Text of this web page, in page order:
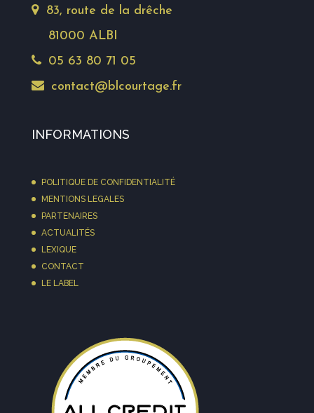
83, route de la drêche
81000 ALBI
05 63 80 71 05
contact@blcourtage.fr
INFORMATIONS
POLITIQUE DE CONFIDENTIALITÉ
MENTIONS LEGALES
PARTENAIRES
ACTUALITÉS
LEXIQUE
CONTACT
LE LABEL